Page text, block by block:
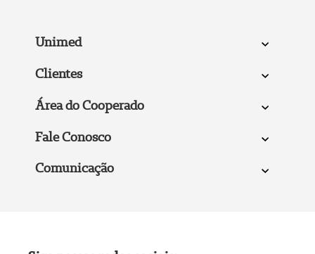
Unimed
Clientes
Área do Cooperado
Fale Conosco
Comunicação